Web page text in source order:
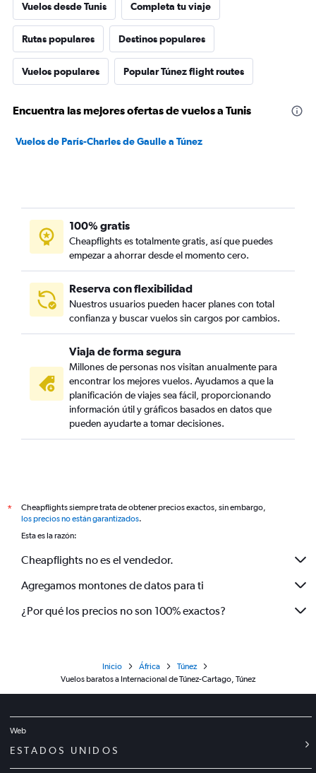
Vuelos desde Tunis Completa tu viaje
Rutas populares Destinos populares
Vuelos populares Popular Túnez flight routes
Encuentra las mejores ofertas de vuelos a Tunis
Vuelos de París-Charles de Gaulle a Túnez
100% gratis
Cheapflights es totalmente gratis, así que puedes
empezar a ahorrar desde el momento cero.
Reserva con flexibilidad
Nuestros usuarios pueden hacer planes con total
confianza y buscar vuelos sin cargos por cambios.
Viaja de forma segura
Millones de personas nos visitan anualmente para
encontrar los mejores vuelos. Ayudamos a que la
planificación de viajes sea fácil, proporcionando
información útil y gráficos basados en datos que
pueden ayudarte a tomar decisiones.
*
Cheapflights siempre trata de obtener precios exactos, sin embargo,
los precios no están garantizados.
Esta es la razón:
Cheapflights no es el vendedor.
Agregamos montones de datos para ti
¿Por qué los precios no son 100% exactos?
Inicio África
Túnez
Vuelos baratos a Internacional de Túnez-Cartago, Túnez
Web
ESTADOS UNIDOS